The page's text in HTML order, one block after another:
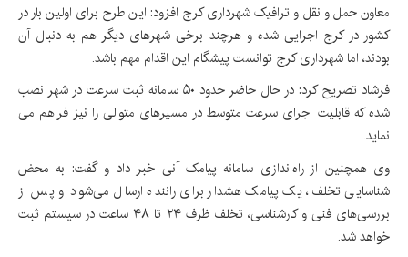
معاون حمل و نقل و ترافیک شهرداری کرج افزود: این طرح برای اولین بار در
کشور در کرج اجرایی شده و هرچند برخی شهرهای دیگر هم به دنبال آن
بودند، اما شهرداری کرج توانست پیشگام این اقدام مهم باشد.
فرشاد تصریح کرد: در حال حاضر حدود ۵۰ سامانه ثبت سرعت در شهر نصب
شده که قابلیت اجرای سرعت متوسط در مسیرهای متوالی را نیز فراهم می‌
نماید.
وی همچنین از راه‌اندازی سامانه پیامک آنی خبر داد و گفت: به محض
شناسایی تخلف، یک پیامک هشدار برای راننده ارسال می‌شود و پس از
بررسی‌های فنی و کارشناسی، تخلف ظرف ۲۴ تا ۴۸ ساعت در سیستم ثبت
خواهد شد.